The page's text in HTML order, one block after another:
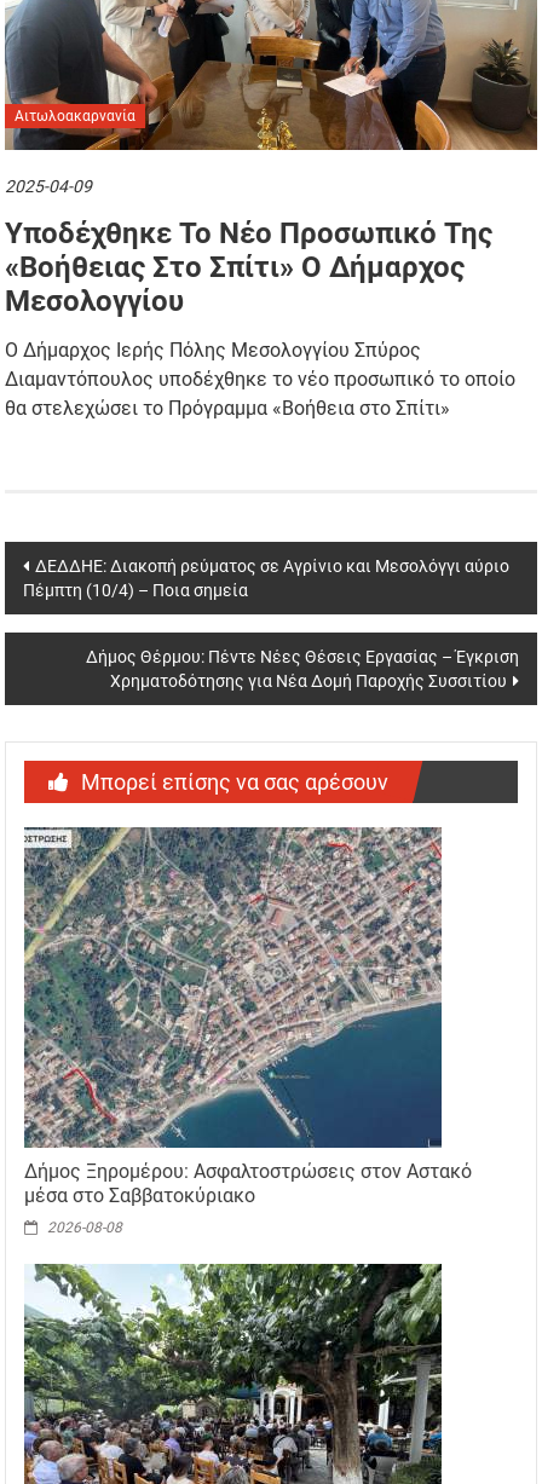
Αιτωλοακαρνανία
2025-04-09
Υποδέχθηκε Το Νέο Προσωπικό Της
«Βοήθειας Στο Σπίτι» Ο Δήμαρχος
Μεσολογγίου
Ο Δήμαρχος Ιερής Πόλης Μεσολογγίου Σπύρος
Διαμαντόπουλος υποδέχθηκε το νέο προσωπικό το οποίο
θα στελεχώσει το Πρόγραμμα «Βοήθεια στο Σπίτι»
Post
navigation
ΔΕΔΔΗΕ: Διακοπή ρεύματος σε Αγρίνιο και Μεσολόγγι αύριο
Πέμπτη (10/4) – Ποια σημεία
Δήμος Θέρμου: Πέντε Νέες Θέσεις Εργασίας – Έγκριση
Χρηματοδότησης για Νέα Δομή Παροχής Συσσιτίου
Μπορεί επίσης να σας αρέσουν
Δήμος Ξηρομέρου: Ασφαλτοστρώσεις στον Αστακό
μέσα στο Σαββατοκύριακο
2026-08-08